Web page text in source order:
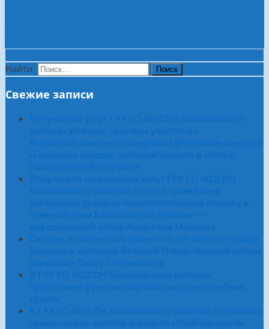
Найти:
Свежие записи
Получатели услуг ГАУ СО «КЦСОН Балашовского
района» успешно приняли участие во
Всероссийском многожанровом фестивале-конкурсе
«Гармония сердец», который прошел в июле в
городе-герое Волгограде
Получатели социальных услуг ГАУ СО «КЦСОН
Балашовского района» из села Сухая Елань
совершили духовно-просветительскую поездку в
главный храм Балашовской епархии —
кафедральный собор Архангела Михаила
Сегодня исполнилось ровно сто лет жителю города
Балашова, ветерану Великой Отечественной войны
Шувалову Павлу Степановичу.
В ГАУ СО «КЦСОН Балашовского района»
продолжает функционировать модуль «Учебная
кухня»
В ГАУ СО «КЦСОН Балашовского района» состоялось
практическое занятие в модуле «Учебная кухня»